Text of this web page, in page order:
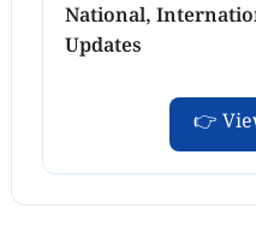
National,
Updates
👉